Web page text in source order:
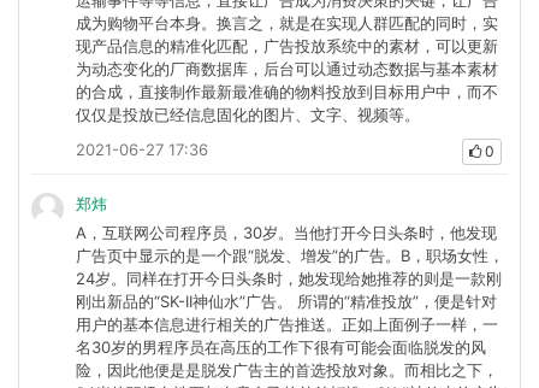
成为购物平台本身。换言之，就是在实现人群匹配的同时，实
现产品信息的精准化匹配，广告投放系统中的素材，可以更新
为动态变化的厂商数据库，后台可以通过动态数据与基本素材
的合成，直接制作最新最准确的物料投放到目标用户中，而不
仅仅是投放已经信息固化的图片、文字、视频等。
2021-06-27 17:36
0
郑炜
A，互联网公司程序员，30岁。当他打开今日头条时，他发现
广告页中显示的是一个跟“脱发、增发”的广告。B，职场女性，
24岁。同样在打开今日头条时，她发现给她推荐的则是一款刚
刚出新品的“SK-II神仙水”广告。 所谓的“精准投放”，便是针对
用户的基本信息进行相关的广告推送。正如上面例子一样，一
名30岁的男程序员在高压的工作下很有可能会面临脱发的风
险，因此他便是是脱发广告主的首选投放对象。而相比之下，